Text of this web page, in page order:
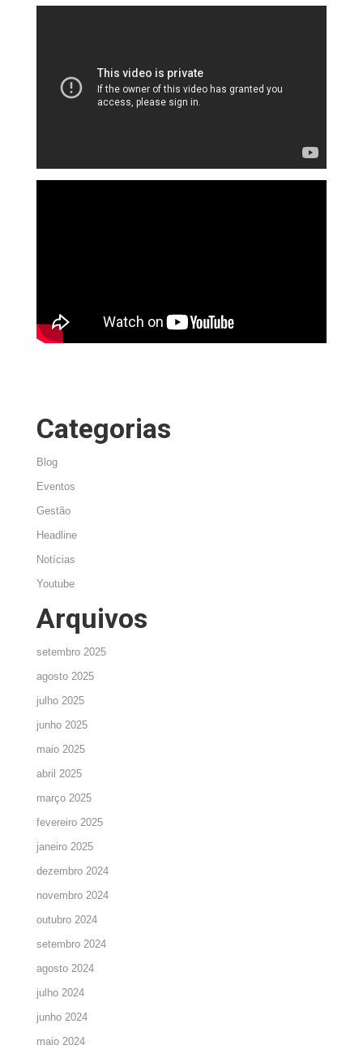
Categorias
Blog
Eventos
Gestão
Headline
Notícias
Youtube
Arquivos
setembro 2025
agosto 2025
julho 2025
junho 2025
maio 2025
abril 2025
março 2025
fevereiro 2025
janeiro 2025
dezembro 2024
novembro 2024
outubro 2024
setembro 2024
agosto 2024
julho 2024
junho 2024
maio 2024